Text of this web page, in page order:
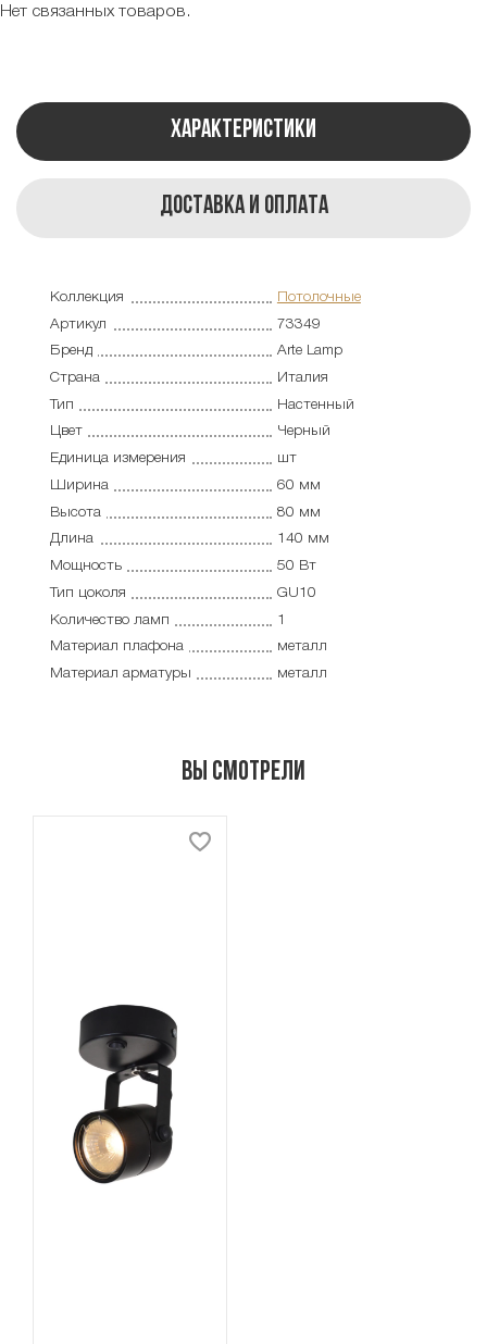
Нет связанных товаров.
Характеристики
Доставка и оплата
Коллекция
Потолочные
Артикул
73349
Бренд
Arte Lamp
Страна
Италия
Тип
Настенный
Цвет
Черный
Единица измерения
шт
Ширина
60 мм
Высота
80 мм
Длина
140 мм
Мощность
50 Вт
Тип цоколя
GU10
Количество ламп
1
Материал плафона
металл
Материал арматуры
металл
Вы смотрели